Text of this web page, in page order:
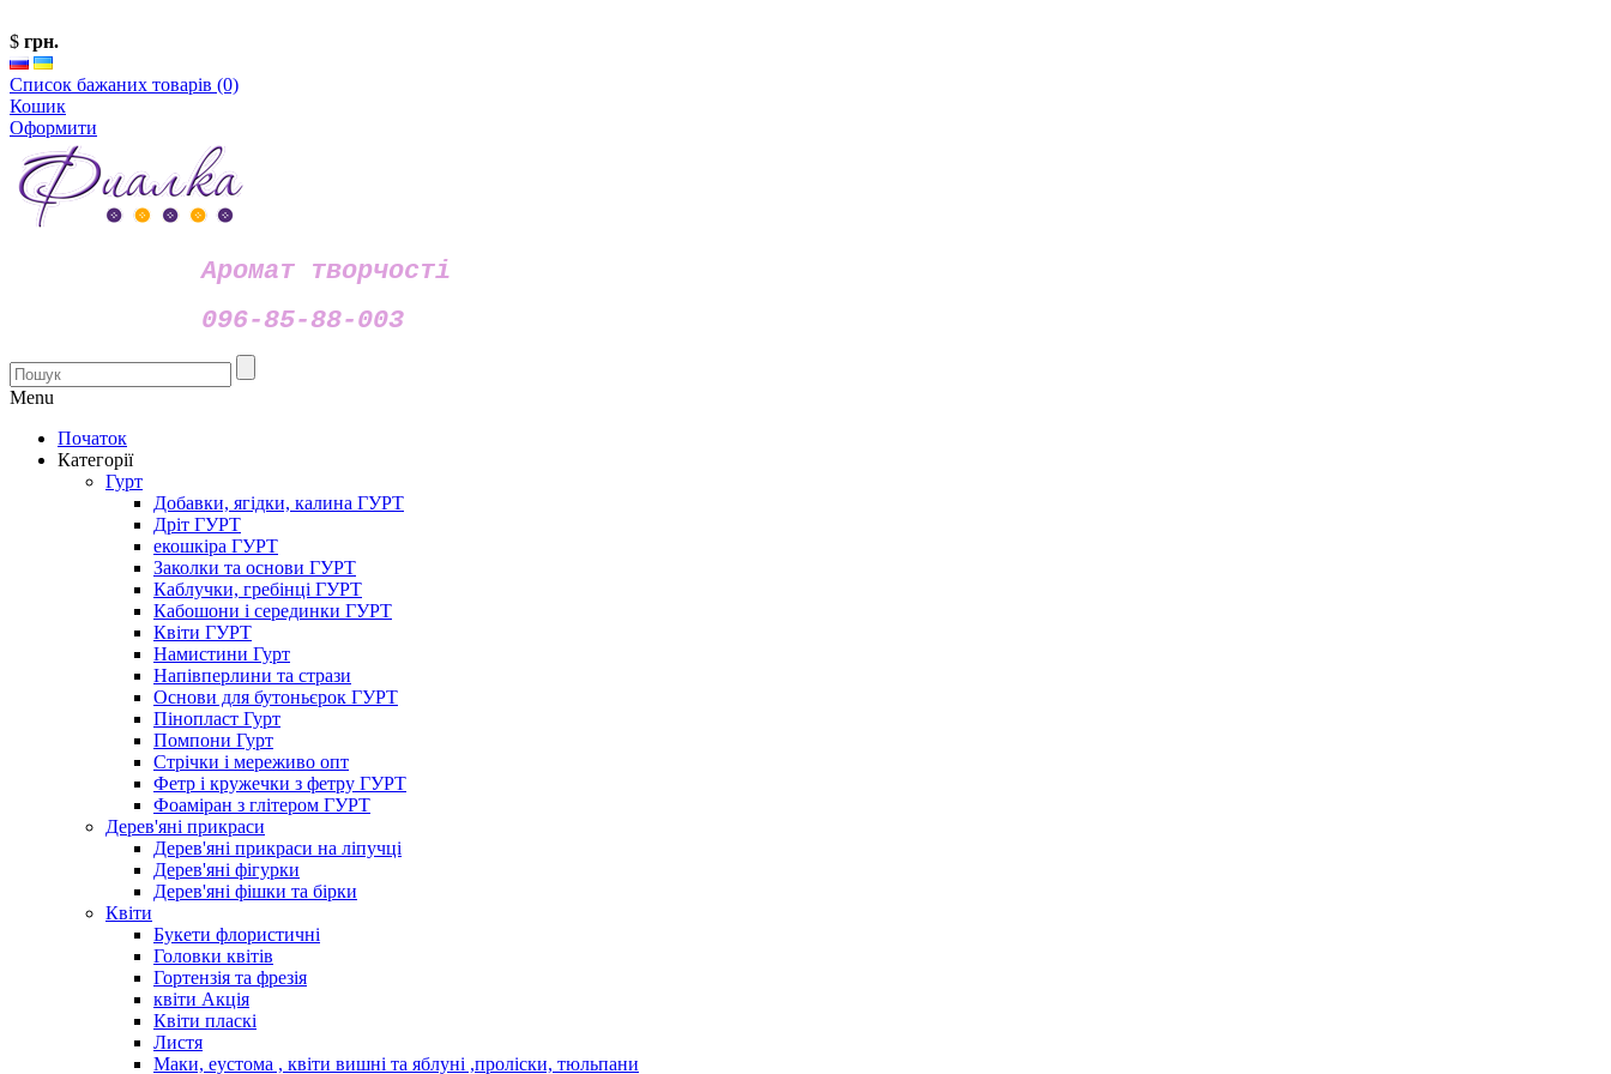
$ грн.
Список бажаних товарів (0)
Кошик
Оформити
Аромат творчості
096-85-88-003
Menu
Початок
Категорії
Гурт
Добавки, ягідки, калина ГУРТ
Дріт ГУРТ
екошкіра ГУРТ
Заколки та основи ГУРТ
Каблучки, гребінці ГУРТ
Кабошони і серединки ГУРТ
Квіти ГУРТ
Намистини Гурт
Напівперлини та стрази
Основи для бутоньєрок ГУРТ
Пінопласт Гурт
Помпони Гурт
Стрічки і мереживо опт
Фетр і кружечки з фетру ГУРТ
Фоаміран з глітером ГУРТ
Дерев'яні прикраси
Дерев'яні прикраси на ліпучці
Дерев'яні фігурки
Дерев'яні фішки та бірки
Квіти
Букети флористичні
Головки квітів
Гортензія та фрезія
квіти Акція
Квіти пласкі
Листя
Маки, еустома , квіти вишні та яблуні ,проліски, тюльпани